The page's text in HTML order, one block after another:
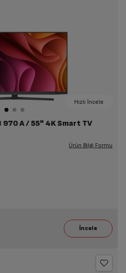
Hızlı İncele
970 A / 55" 4K Smart TV
Ürün Bilgi Formu